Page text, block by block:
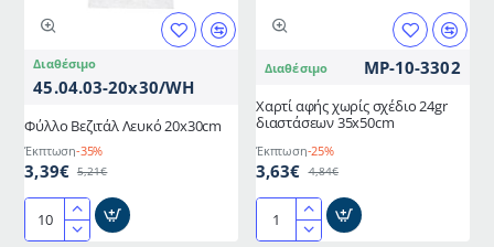
Διαθέσιμο
45.04.03-20x30/WH
Φύλλο Βεζιτάλ Λευκό 20x30cm
Έκπτωση-35%
3,39€ 5,21€
Φύλλο
Διαθέσιμο MP-10-3302
Χαρτί αφής χωρίς σχέδιο 24gr
διαστάσεων 35x50cm
Έκπτωση-25%
3,63€ 4,84€
Χαρτί